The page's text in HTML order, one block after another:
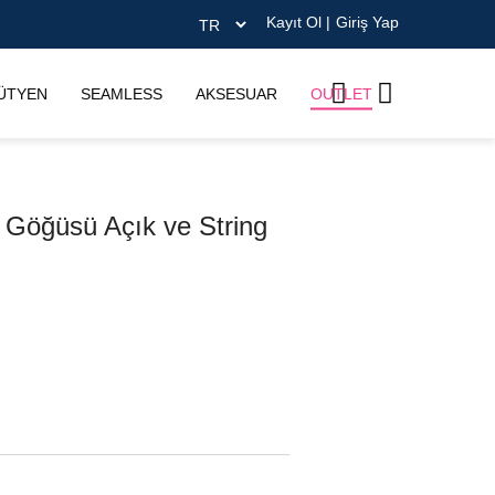
Giriş Yap
Kayıt Ol |
SEAMLESS AKSESUAR OUTLET
Açık ve String